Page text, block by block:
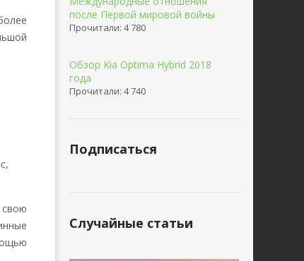
свою
после Первой мировой войны
Прочитали: 4 780
Обзор Kia Optima Hybrid 2018
года
Прочитали: 4 740
Подписаться
Случайные статьи